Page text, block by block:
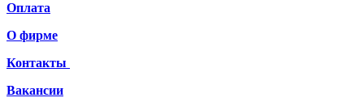
Оплата
О фирме
Контакты
Вакансии